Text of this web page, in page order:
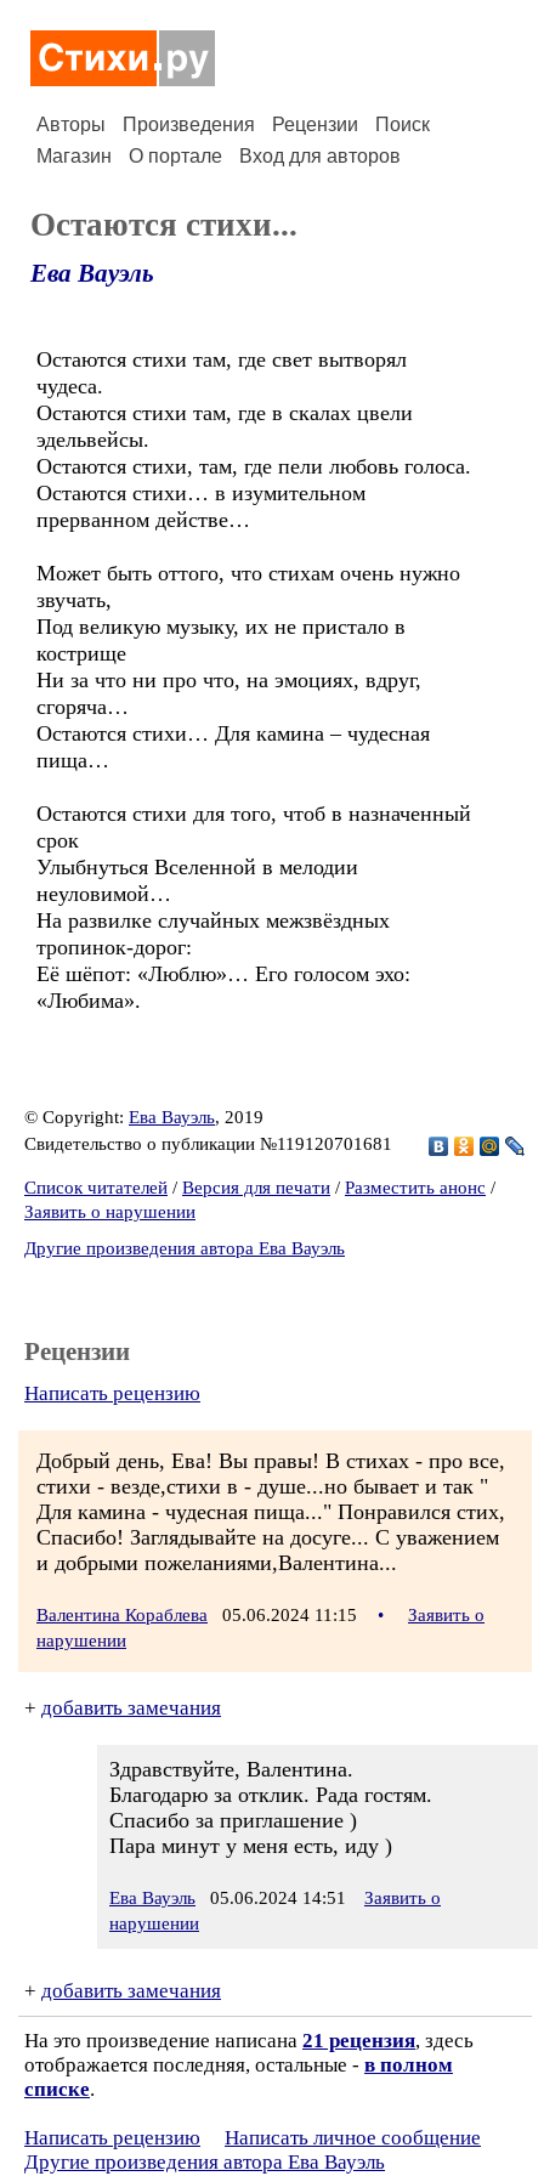
Авторы Произведения Рецензии
Поиск
Магазин
О портале Вход для авторов
Остаются стихи...
Ева Вауэль
Остаются стихи там, где свет вытворял
чудеса.
Остаются стихи там, где в скалах цвели
эдельвейсы.
Остаются стихи, там, где пели любовь голоса.
Остаются стихи… в изумительном
прерванном действе…
Может быть оттого, что стихам очень нужно
звучать,
Под великую музыку, их не пристало в
кострище
Ни за что ни про что, на эмоциях, вдруг,
сгоряча…
Остаются стихи… Для камина – чудесная
пища…
Остаются стихи для того, чтоб в назначенный
срок
Улыбнуться Вселенной в мелодии
неуловимой…
На развилке случайных межзвёздных
тропинок-дорог:
Её шёпот: «Люблю»… Его голосом эхо:
«Любима».
© Copyright: Ева Вауэль, 2019
Свидетельство о публикации №119120701681
Список читателей / Версия для печати / Разместить анонс /
Заявить о нарушении
Другие произведения автора Ева Вауэль
Рецензии
Написать рецензию
Добрый день, Ева! Вы правы! В стихах - про все,
стихи - везде,стихи в - душе...но бывает и так "
Для камина - чудесная пища..." Понравился стих,
Спасибо! Заглядывайте на досуге... С уважением
и добрыми пожеланиями,Валентина...
Валентина Кораблева 05.06.2024 11:15 •
Заявить о
нарушении
+ добавить замечания
Здравствуйте, Валентина.
Благодарю за отклик. Рада гостям.
Спасибо за приглашение )
Пара минут у меня есть, иду )
Ева Вауэль 05.06.2024 14:51
Заявить о
нарушении
+ добавить замечания
На это произведение написана 21 рецензия, здесь
отображается последняя, остальные - в полном
списке.
Написать рецензию
Написать личное сообщение
Другие произведения автора Ева Вауэль